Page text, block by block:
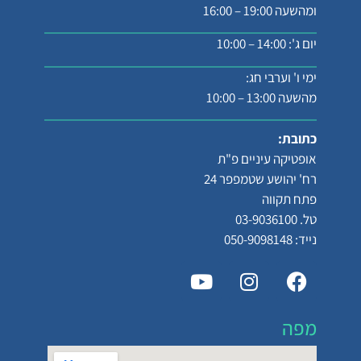
ומהשעה 19:00 – 16:00
יום ג': 14:00 – 10:00
ימי ו' וערבי חג:
מהשעה 13:00 – 10:00
כתובת:
אופטיקה עיניים פ"ת
רח' יהושע שטמפפר 24
פתח תקווה
טל. 03-9036100
נייד: 050-9098148
מפה